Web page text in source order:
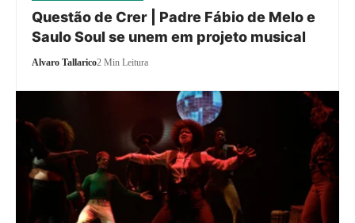
Questão de Crer | Padre Fábio de Melo e
Saulo Soul se unem em projeto musical
Alvaro Tallarico2 Min Leitura